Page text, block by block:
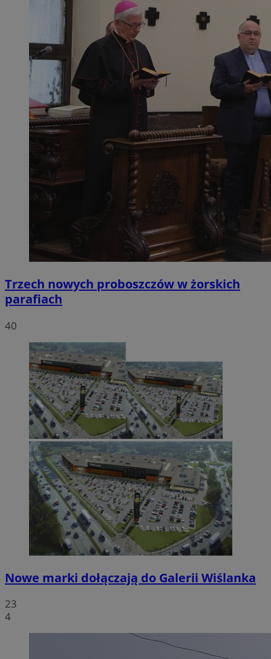
Trzech nowych proboszczów w żorskich
parafiach
40
Nowe marki dołączają do Galerii Wiślanka
23
4